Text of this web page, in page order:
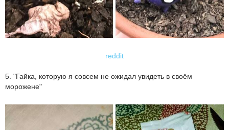
reddit
5. "Гайка, которую я совсем не ожидал увидеть в своём
морожене"